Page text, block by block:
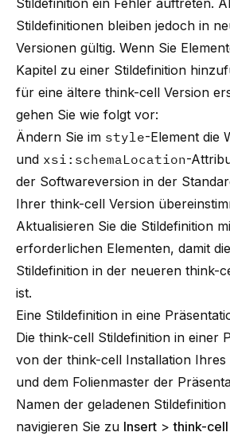
Stildefinition ein Fehler auftreten.
Stildefinitionen bleiben jedoch in
Versionen gültig. Wenn Sie
Kapitel zu einer Stildefinition
für eine ältere think-cell Version
gehen Sie wie folgt vor:
Ändern Sie im style-Element die
und xsi:schemaLocation-
der Softwareversion in der
Ihrer think-cell Version
Aktualisieren Sie die Stildefinition
erforderlichen Elementen, damit
Stildefinition in der neueren think-
ist.
Eine Stildefinition in eine
Die think-cell Stildefinition in einer
von der think-cell Installation
und dem Folienmaster der
Namen der geladenen
navigieren Sie zu Insert >think-cell